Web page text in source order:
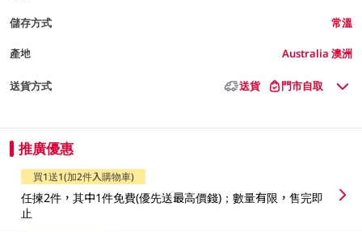
儲存方式 常溫
產地 Australia 澳洲
送貨方式 送貨 門市自取
推廣優惠
買1送1(加2件入購物車)
任揀2件，其中1件免費(優先送最高價錢)；數量有限，售完即
止